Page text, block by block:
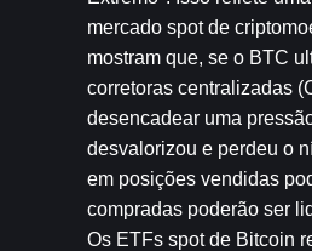
mercado spot de
mostram que, se o BTC
corretoras centralizadas
desencadear uma
desvalorizou e perdeu o
em posições vendidas
compradas poderão ser
Os ETFs spot de Bitcoin